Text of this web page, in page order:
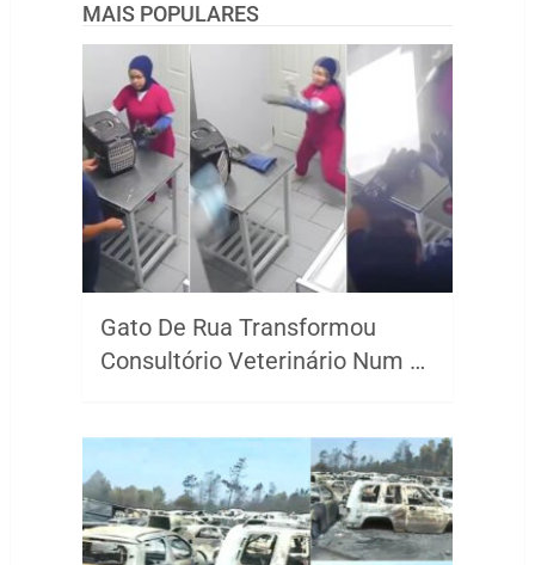
MAIS POPULARES
Gato De Rua Transformou
Consultório Veterinário Num …